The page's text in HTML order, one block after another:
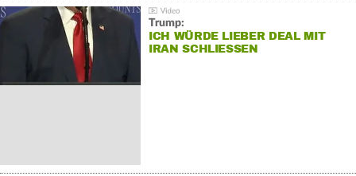
Trump:
ICH WÜRDE LIEBER DEAL MIT
IRAN SCHLIESSEN